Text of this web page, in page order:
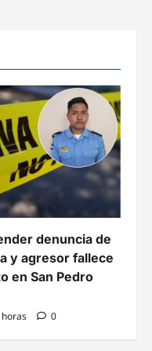
denuncia de
y agresor fallece
en San Pedro
horas 0